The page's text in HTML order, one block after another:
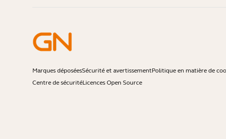
Marques déposéesSécurité et avertissementPolitique en matière de
Centre de sécuritéLicences Open Source